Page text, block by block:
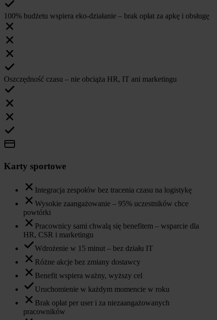
100% budżetu wspiera eko-działanie – brak opłat za apkę i obsługę
Oszczędność czasu – nie obciąża HR, IT ani marketingu
Karty sportowe
Integracja zespołów bez tracenia czasu na logistykę
Wysokie zaangażowanie – 95% uczestników chce
powtórki
Pracownicy sami chwalą się benefitem – wsparcie dla
HR, CSR i marketingu
Wdrożenie w 15 minut – bez działu IT
Różne akcje bez zmiany dostawcy
Benefit wspiera ważny, wyższy cel
Uruchomienie w każdym momencie w roku
Brak opłat per user i za niezaangażowanych
pracowników